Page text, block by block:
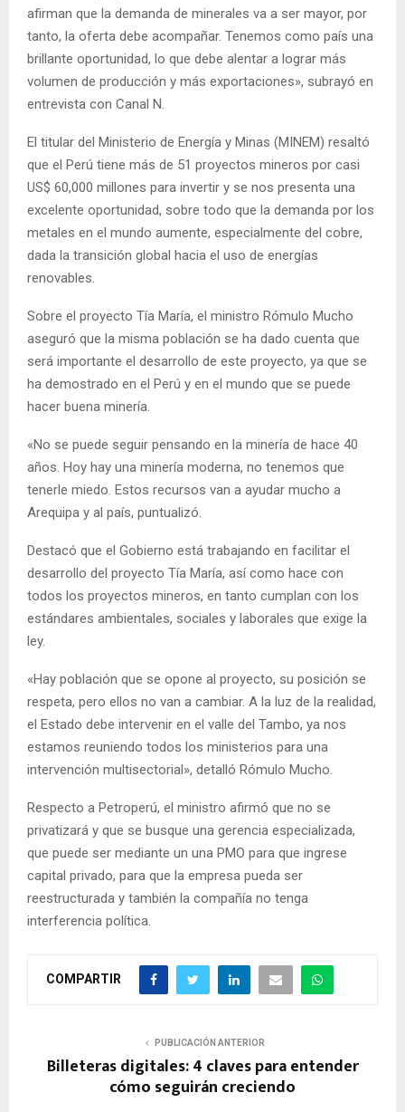
afirman que la demanda de minerales va a ser mayor, por
tanto, la oferta debe acompañar. Tenemos como país una
brillante oportunidad, lo que debe alentar a lograr más
volumen de producción y más exportaciones», subrayó en
entrevista con Canal N.
El titular del Ministerio de Energía y Minas (MINEM) resaltó
que el Perú tiene más de 51 proyectos mineros por casi
US$ 60,000 millones para invertir y se nos presenta una
excelente oportunidad, sobre todo que la demanda por los
metales en el mundo aumente, especialmente del cobre,
dada la transición global hacia el uso de energías
renovables.
Sobre el proyecto Tía María, el ministro Rómulo Mucho
aseguró que la misma población se ha dado cuenta que
será importante el desarrollo de este proyecto, ya que se
ha demostrado en el Perú y en el mundo que se puede
hacer buena minería.
«No se puede seguir pensando en la minería de hace 40
años. Hoy hay una minería moderna, no tenemos que
tenerle miedo. Estos recursos van a ayudar mucho a
Arequipa y al país, puntualizó.
Destacó que el Gobierno está trabajando en facilitar el
desarrollo del proyecto Tía María, así como hace con
todos los proyectos mineros, en tanto cumplan con los
estándares ambientales, sociales y laborales que exige la
ley.
«Hay población que se opone al proyecto, su posición se
respeta, pero ellos no van a cambiar. A la luz de la realidad,
el Estado debe intervenir en el valle del Tambo, ya nos
estamos reuniendo todos los ministerios para una
intervención multisectorial», detalló Rómulo Mucho.
Respecto a Petroperú, el ministro afirmó que no se
privatizará y que se busque una gerencia especializada,
que puede ser mediante un una PMO para que ingrese
capital privado, para que la empresa pueda ser
reestructurada y también la compañía no tenga
interferencia política.
COMPARTIR
PUBLICACIÓN ANTERIOR
Billeteras digitales: 4 claves para entender
cómo seguirán creciendo